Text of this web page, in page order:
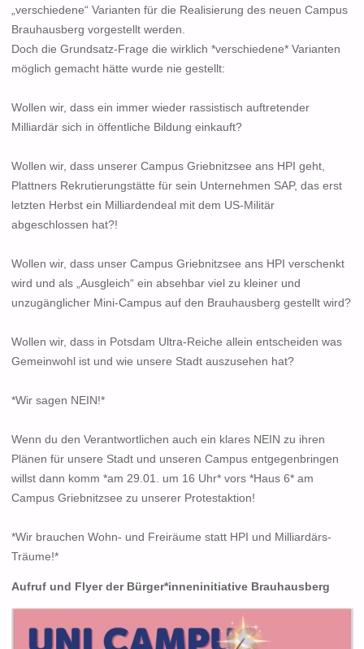
„verschiedene“ Varianten für die Realisierung des neuen Campus
Brauhausberg vorgestellt werden.
Doch die Grundsatz-Frage die wirklich *verschiedene* Varianten
möglich gemacht hätte wurde nie gestellt:
Wollen wir, dass ein immer wieder rassistisch auftretender
Milliardär sich in öffentliche Bildung einkauft?
Wollen wir, dass unserer Campus Griebnitzsee ans HPI geht,
Plattners Rekrutierungstätte für sein Unternehmen SAP, das erst
letzten Herbst ein Milliardendeal mit dem US-Militär
abgeschlossen hat?!
Wollen wir, dass unser Campus Griebnitzsee ans HPI verschenkt
wird und als „Ausgleich“ ein absehbar viel zu kleiner und
unzugänglicher Mini-Campus auf den Brauhausberg gestellt wird?
Wollen wir, dass in Potsdam Ultra-Reiche allein entscheiden was
Gemeinwohl ist und wie unsere Stadt auszusehen hat?
*Wir sagen NEIN!*
Wenn du den Verantwortlichen auch ein klares NEIN zu ihren
Plänen für unsere Stadt und unseren Campus entgegenbringen
willst dann komm *am 29.01. um 16 Uhr* vors *Haus 6* am
Campus Griebnitzsee zu unserer Protestaktion!
*Wir brauchen Wohn- und Freiräume statt HPI und Milliardärs-
Träume!*
Aufruf und Flyer der Bürger*inneninitiative Brauhausberg